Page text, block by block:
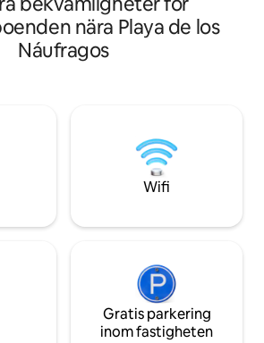
för en avkopplande
🌊 och den
sovrum 🛏️🛏️,
en vilsam
med ett ljust
matplats som
utrymme för
en solig tillflyktsort
vid havet
allt du behöver
vistelse.
Privat trädgård
olika sittplatser,
Vi erbjuder 3
4 enkelsängar
nära Playa de los
Náufragos
Wifi
Gratis parkering
inom fastigheten